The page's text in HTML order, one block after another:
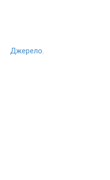
Джерело.